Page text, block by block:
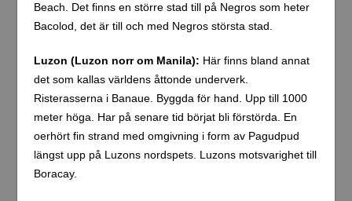
Beach. Det finns en större stad till på Negros som heter
Bacolod, det är till och med Negros största stad.
Luzon (Luzon norr om Manila): Här finns bland annat
det som kallas världens åttonde underverk.
Risterasserna i Banaue. Byggda för hand. Upp till 1000
meter höga. Har på senare tid börjat bli förstörda. En
oerhört fin strand med omgivning i form av Pagudpud
längst upp på Luzons nordspets. Luzons motsvarighet till
Boracay.